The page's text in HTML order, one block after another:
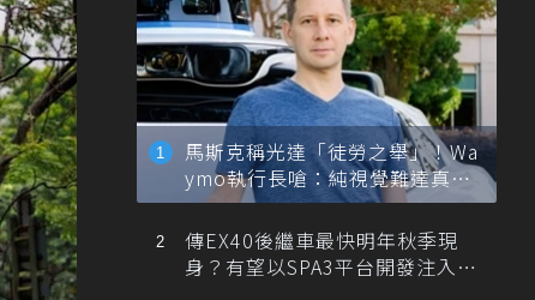
馬斯克稱光達「徒勞之舉」！Wa
ymo執行長嗆：純視覺難達真正
自動駕駛
傳EX40後繼車最快明年秋季現
身？有望以SPA3平台開發注入80